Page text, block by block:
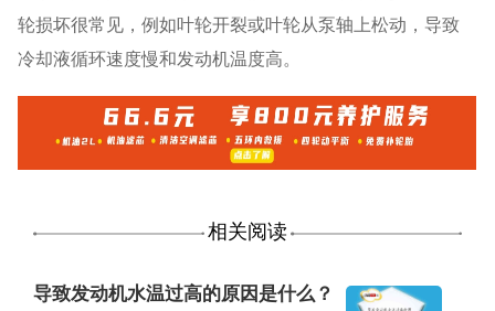
轮损坏很常见，例如叶轮开裂或叶轮从泵轴上松动，导致
冷却液循环速度慢和发动机温度高。
相关阅读
导致发动机水温过高的原因是什么？